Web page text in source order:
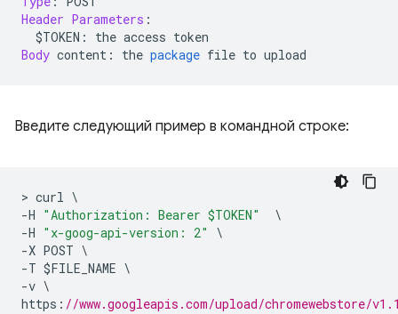
Header Parameters :
$TOKEN :
the access token
Body content : the package file to upload
Введите следующий пример в командной строке:
> curl \
-H "Authorization: Bearer $TOKEN"
\
-H "x-goog-api-version: 2"
\
-X POST \
-T $FILE_NAME \
-v \
https : //www.googleapis.com/upload/chromewebstore/